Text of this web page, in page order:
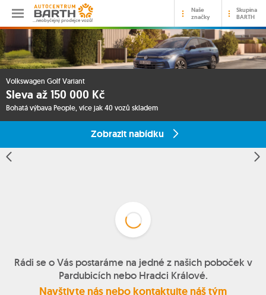
…neobyčejný prodejce vozů!
Naše
značky
Skupina
BARTH
Volkswagen Golf Variant
Sleva až 150 000 Kč
Bohatá výbava People, více jak 40 vozů skladem
Zobrazit nabídku
Rádi se o Vás postaráme na jedné z našich poboček v
Pardubicích nebo Hradci Králové.
Navštivte nás nebo kontaktujte náš tým